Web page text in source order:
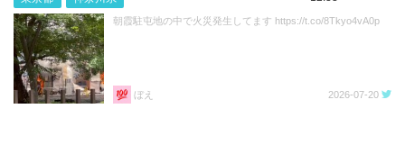
朝霞駐屯地の中で火災発生してます https://t.co/8Tkyo4vA0p
ぼえ 2026-07-20